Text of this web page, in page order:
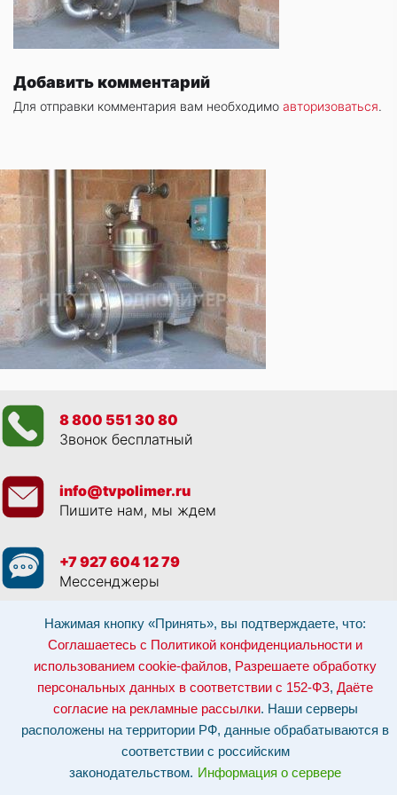
Нажимая кнопку «Принять», вы подтверждаете, что:
Соглашаетесь с Политикой конфиденциальности и
использованием cookie-файлов, Разрешаете обработку
персональных данных в соответствии с 152-ФЗ, Даёте
согласие на рекламные рассылки. Наши серверы
расположены на территории РФ, данные обрабатываются в
соответствии с российским
законодательством. Информация о сервере
Добавить комментарий
Для отправки комментария вам необходимо авторизоваться.
8 800 551 30 80
Звонок бесплатный
info@tvpolimer.ru
Пишите нам, мы ждем
+7 927 604 12 79
Мессенджеры
Просматривая данный веб сайт, и обращаясь к нам, вы:Соглашаетесь с
Политикой конфиденциальности и использованием cookie-файлов,
Разрешаете обработку персональных данных в соответствии с 152-ФЗ
Даёте согласие на рекламные рассылки.
Отозвать согласие на обработку персональных данных: по эл-почте:
info@tvpolimer.ru| по телефону8 800 551 30 80
соответствии с российским законодательством.Информация о сервере и
Сайт носит исключительно информационный характер и не является